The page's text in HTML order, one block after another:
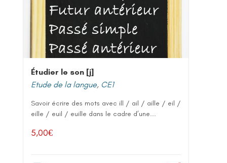
Étudier le son [j]
Etude de la langue, CE1
Savoir écrire des mots avec ill / ail / aille / eil /
eille / euil / euille dans le cadre d’une...
5,00€